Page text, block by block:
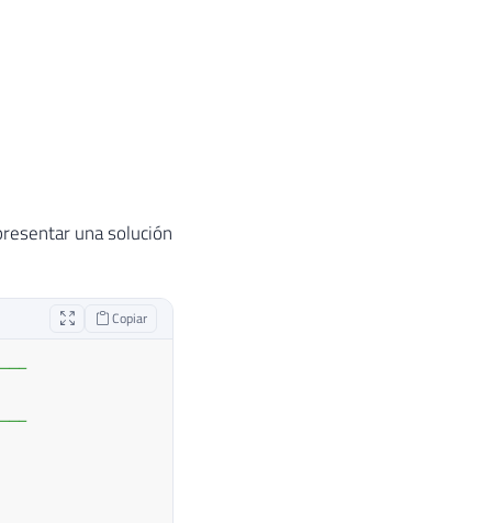
una solución
Copiar